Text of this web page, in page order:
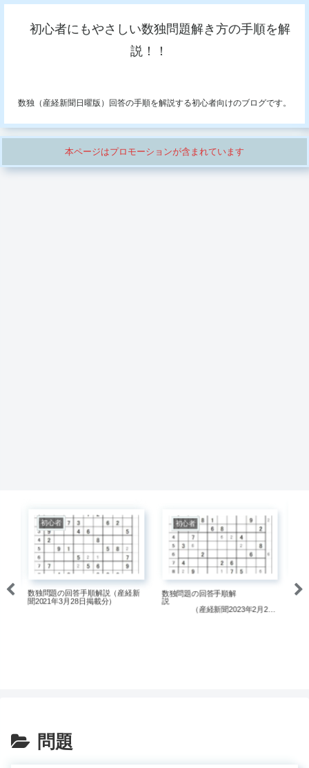
初心者にもやさしい数独問題解き方の手順を解
説！！
数独（産経新聞日曜版）回答の手順を解説する初心者向けのブログです。
本ページはプロモーションが含まれています
初心者
数独問題の回答手順解説（産経新
聞2021年3月28日掲載分）
初心者
数独問題の回答手順解
説
（産経新聞2023年2月26
数
問題